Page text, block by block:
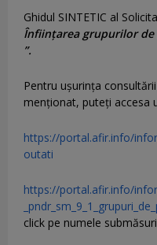
Ghidul SINTETIC al
Înființarea grupurilor
”.
Pentru uşurinţa
menţionat, puteţi accesa
https://portal.afir.info/
outati
https://portal.afir.info/
click pe numele